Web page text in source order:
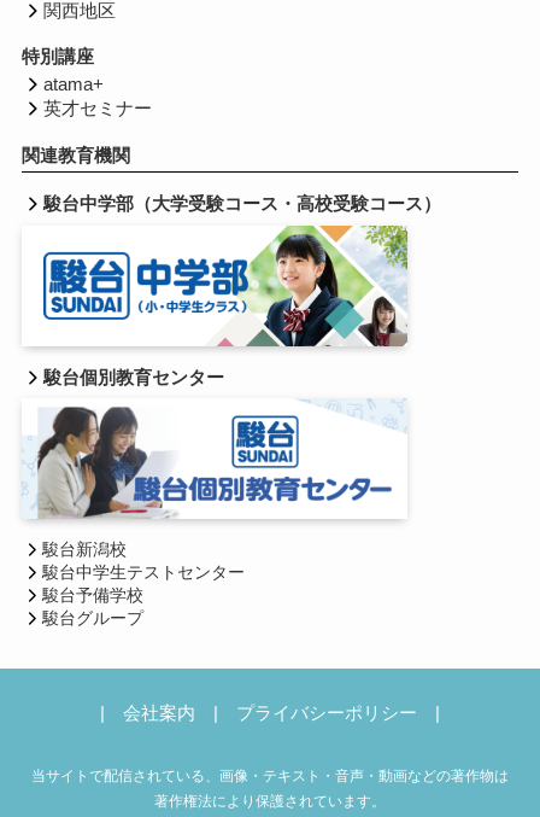
関西地区
特別講座
atama+
英才セミナー
関連教育機関
駿台中学部（大学受験コース・高校受験コース）
駿台個別教育センター
駿台新潟校
駿台中学生テストセンター
駿台予備学校
駿台グループ
会社案内 プライバシーポリシー
当サイトで配信されている、画像・テキスト・音声・動画などの著作物は
著作権法により保護されています。